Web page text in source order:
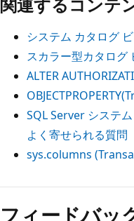
システム カタログ
スカラー型カタログ
ALTER
SQL Server システ
よく寄せられる質問
sys.columns
フィードバッ